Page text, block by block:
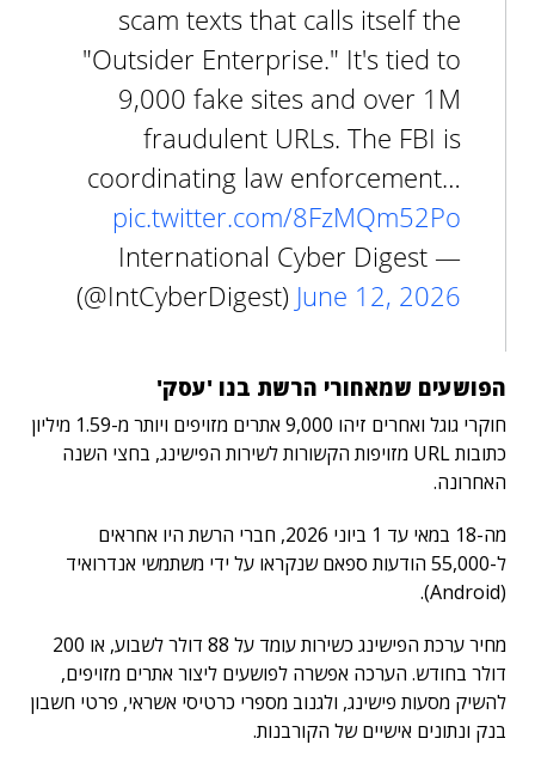
scam texts that calls itself the
"Outsider Enterprise." It's tied to
9,000 fake sites and over 1M
fraudulent URLs. The FBI is
coordinating law enforcement…
pic.twitter.com/8FzMQm52Po
— International Cyber Digest
(@IntCyberDigest) June 12, 2026
הפושעים שמאחורי הרשת בנו 'עסק'
חוקרי גוגל ואחרים זיהו 9,000 אתרים מזויפים ויותר מ-1.59 מיליון
כתובות URL מזויפות הקשורות לשירות הפישינג, בחצי השנה
האחרונה.
מה-18 במאי עד 1 ביוני 2026, חברי הרשת היו אחראים
ל-55,000 הודעות ספאם שנקראו על ידי משתמשי אנדרואיד
(Android).
מחיר ערכת הפישינג כשירות עומד על 88 דולר לשבוע, או 200
דולר בחודש. הערכה אפשרה לפושעים ליצור אתרים מזויפים,
להשיק מסעות פישינג, ולגנוב מספרי כרטיסי אשראי, פרטי חשבון
בנק ונתונים אישיים של הקורבנות.